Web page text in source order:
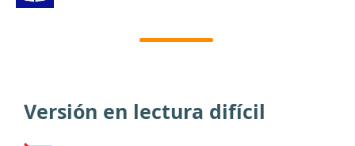
Versión en lectura difícil